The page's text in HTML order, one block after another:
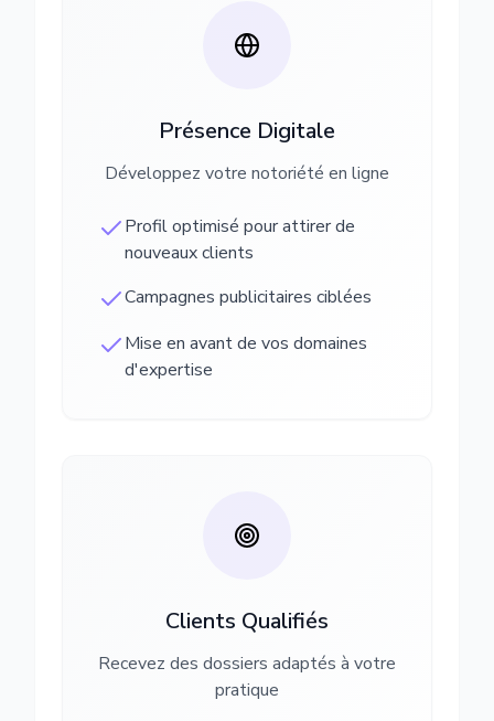
Présence Digitale
Développez votre notoriété en ligne
Profil optimisé pour attirer de
nouveaux clients
Campagnes publicitaires ciblées
Mise en avant de vos domaines
d'expertise
Clients Qualifiés
Recevez des dossiers adaptés à votre
pratique